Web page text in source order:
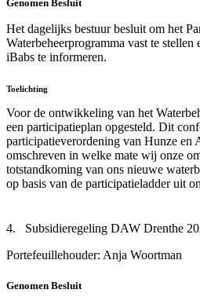
Genomen Besluit
Het dagelijks bestuur besluit om het
Waterbeheerprogramma vast te stellen
iBabs te informeren.
Toelichting
Voor de ontwikkeling van het
een participatieplan opgesteld. Dit
participatieverordening van Hunze en
omschreven in welke mate wij onze
totstandkoming van ons nieuwe
op basis van de participatieladder uit
4. Subsidieregeling DAW Drenthe
Portefeuillehouder: Anja Woortman
Genomen Besluit